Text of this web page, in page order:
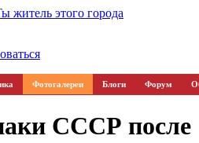
Фотогалереи Блоги Форум
СССР после